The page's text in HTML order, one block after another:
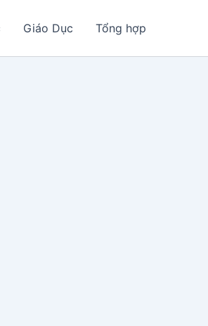
Giáo Dục Tổng hợp